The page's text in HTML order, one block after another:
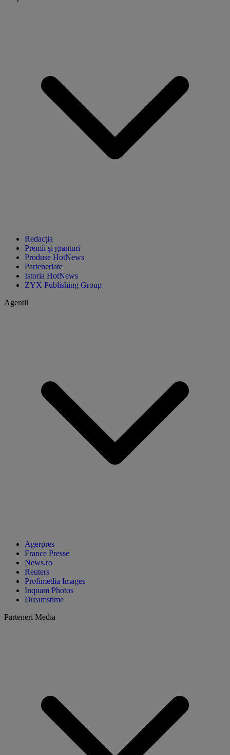
Redacția
Premii și granturi
Produse HotNews
Parteneriate
Istoria HotNews
ZYX Publishing Group
Agentii
Agerpres
France Presse
News.ro
Reuters
Profimedia Images
Inquam Photos
Dreamstime
Parteneri Media